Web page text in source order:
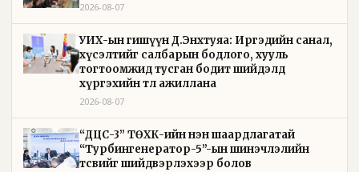
2026-08-07
УИХ-ын гишүүн Д.Энхтуяа: Иргэдийн санал,
хүсэлтийг салбарын бодлого, хууль
тогтоомжид тусган бодит шийдэлд
хүргэхийн төлөө ажиллана
2026-08-07
“ДЦС-3” ТӨХК-ийн нэн шаардлагатай
“Турбингенератор-5”-ын шинэчлэлийн
төсвийг шийдвэрлэхээр болов